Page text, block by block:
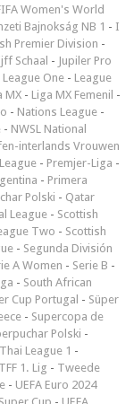
Women's World
Bajnokság NB 1 - I
Premier Division -
Schaal - Jupiler Pro
League One - League
MX - Liga MX Femenil -
- Nations League -
- NWSL National
interlands Vrouwen
- Premjer-Liga -
- Primera
Polski - Qatar
League - Scottish
Two - Scottish
- Segunda División
A Women - Serie B -
- South African
Cup Portugal - Süper
- Supercopa de
Polski -
Thai League 1 -
1. Lig - Tweede
- UEFA Euro 2024